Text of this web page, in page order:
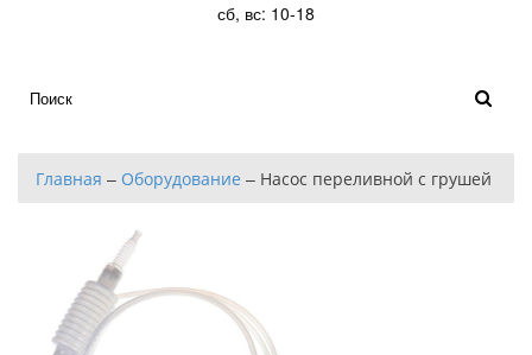
сб, вс: 10-18
Главная – Оборудование – Насос переливной с грушей